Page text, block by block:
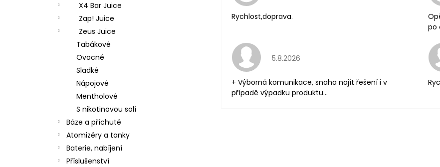
X4 Bar Juice
Zap! Juice
Zeus Juice
Tabákové
Ovocné
Sladké
Nápojové
Mentholové
S nikotinovou solí
Báze a příchutě
Atomizéry a tanky
Baterie, nabíjení
Příslušenství
Rychlost,doprava.
po
Hodnocení obchodu je 5 z 5 hvězdiček.
5.8.2026
+ Výborná komunikace, snaha najít řešení i v
případě výpadku produktu...